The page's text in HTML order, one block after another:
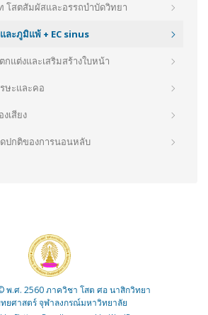
โสตสัมผัสและอรรถบำบัดวิทยา
ละภูมิแพ้ + EC sinus
แต่งและเสริมสร้างใบหน้า
ษะและคอ
เสียง
ปกติของการนอนหลับ
พ.ศ. 2560 ภาควิชา โสต ศอ นาสิกวิทยา
ยศาสตร์ จุฬาลงกรณ์มหาวิทยาลัย